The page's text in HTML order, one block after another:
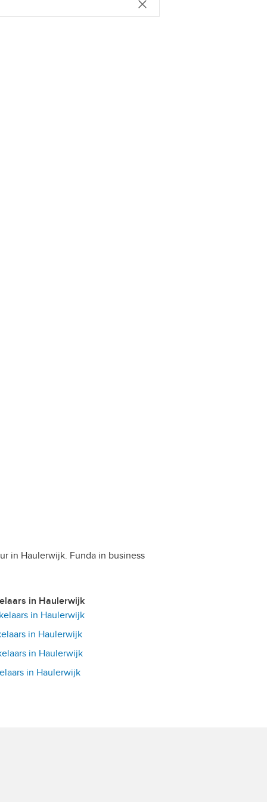
in Haulerwijk. Funda in business
in Haulerwijk
in Haulerwijk
in Haulerwijk
in Haulerwijk
in Haulerwijk